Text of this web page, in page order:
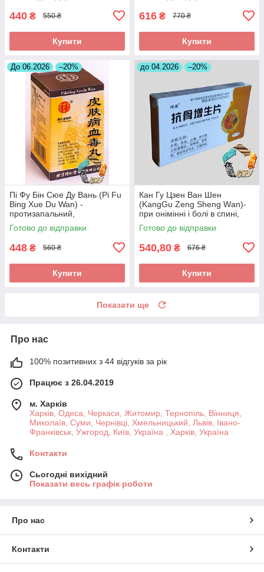
440 ₴ 550 ₴
Купити
616 ₴ 770 ₴
Купити
До 06.2026 –20%
Пі Фу Бін Сюе Ду Вань (Pi Fu
Bing Xue Du Wan) -
протизапальний,
протиалергічний,
протисвербіжний,
Готово до відправки
448 ₴ 560 ₴
Купити
до 04.2026 –20%
Кан Гу Цзен Ван Шен
(KangGu Zeng Sheng Wаn)-
при онімінні і болі в спині,
остеохондрозі, радикуліті,
протрузії
Готово до відправки
540,80 ₴ 676 ₴
Купити
Показати ще
Про нас
100% позитивних з 44 відгуків за рік
Працює з 26.04.2019
м. Харків
Харків, Одеса, Черкаси, Житомир, Тернопіль, Вінниця,
Миколаїв, Суми, Чернівці, Хмельницький, Львів, Івано-
Франківськ, Ужгород, Київ, Україна , Харків, Україна
Контакти
Сьогодні вихідний
Показати весь графік роботи
Про нас
Контакти